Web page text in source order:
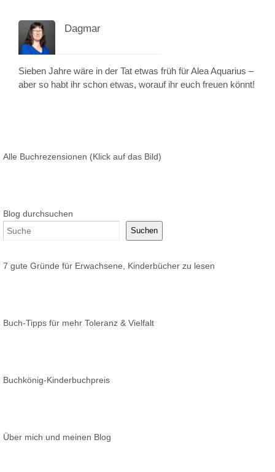
Dagmar
Sieben Jahre wäre in der Tat etwas früh für Alea Aquarius –
aber so habt ihr schon etwas, worauf ihr euch freuen könnt!
Alle Buchrezensionen (Klick auf das Bild)
Blog durchsuchen
Suchen
7 gute Gründe für Erwachsene, Kinderbücher zu lesen
Buch-Tipps für mehr Toleranz & Vielfalt
Buchkönig-Kinderbuchpreis
Über mich und meinen Blog